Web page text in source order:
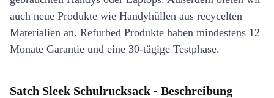
auch neue Produkte wie Handyhüllen aus recycelten
Materialien an. Refurbed Produkte haben mindestens 12
Monate Garantie und eine 30-tägige Testphase.
Satch Sleek Schulrucksack - Beschreibung